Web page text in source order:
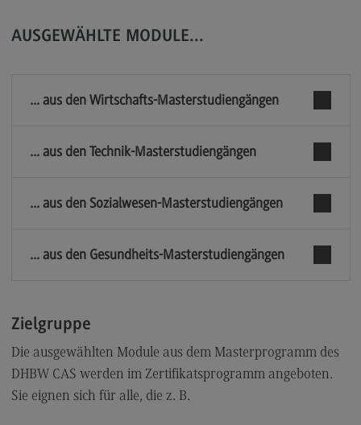
FAQ für Unternehmen und Einrichtungen
(External link)
Ansprechpersonen
Wegbeschreibung
Kontaktformular
AUSGEWÄHLTE MODULE...
... aus den Wirtschafts-Masterstudiengängen
... aus den Technik-Masterstudiengängen
... aus den Sozialwesen-Masterstudiengängen
... aus den Gesundheits-Masterstudiengängen
Zielgruppe
Die ausgewählten Module aus dem Masterprogramm des
DHBW CAS werden im Zertifikatsprogramm angeboten.
Sie eignen sich für alle, die z. B.